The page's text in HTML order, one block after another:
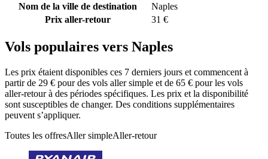
Nom de la ville de destination
Naples
Prix aller-retour
31 €
Vols populaires vers Naples
Les prix étaient disponibles ces 7 derniers jours et commencent à
partir de 29 € pour des vols aller simple et de 65 € pour les vols
aller-retour à des périodes spécifiques. Les prix et la disponibilité
sont susceptibles de changer. Des conditions supplémentaires
peuvent s’appliquer.
Toutes les offresAller simpleAller-retour